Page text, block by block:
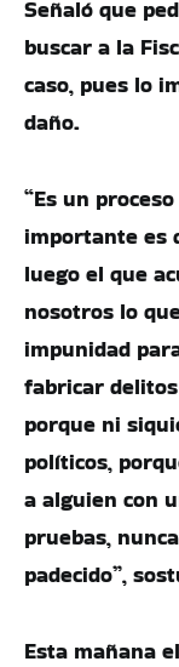
Señaló que
buscar a la
caso, pues lo
daño.
“Es un
importante es
luego el que
nosotros lo
impunidad
fabricar
porque ni
políticos,
a alguien con
pruebas,
padecido”,
Esta mañana